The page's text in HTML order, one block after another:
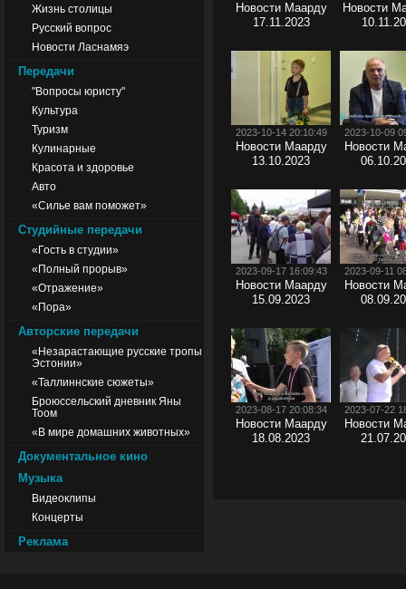
Жизнь столицы
Русский вопрос
Новости Ласнамяэ
Передачи
"Вопросы юристу"
Культура
Туризм
Кулинарные
Красота и здоровье
Авто
«Силье вам поможет»
Студийные передачи
«Гость в студии»
«Полный прорыв»
«Отражение»
«Пора»
Авторские передачи
«Незарастающие русские тропы
Эстонии»
«Таллиннские сюжеты»
Броюссельский дневник Яны
Тоом
«В мире домашних животных»
Документальное кино
Музыка
Видеоклипы
Концерты
Реклама
Новости Маарду
17.11.2023
Новости
2023-10-14 20:10:49
Новости Маарду
13.10.2023
2023-10-09
Новости
2023-09-17 16:09:43
Новости Маарду
15.09.2023
2023-09-11
Новости
2023-08-17 20:08:34
Новости Маарду
18.08.2023
2023-07-22
Новости